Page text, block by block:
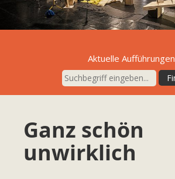
Aktuelle Aufführungen
Ganz schön
unwirklich